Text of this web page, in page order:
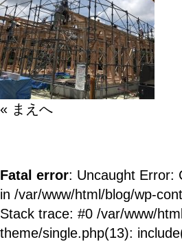
« まえへ
Fatal error: Uncaught Error:
in /var/www/html/blog/wp-
Stack trace: #0 /var/www/
theme/single.php(13):